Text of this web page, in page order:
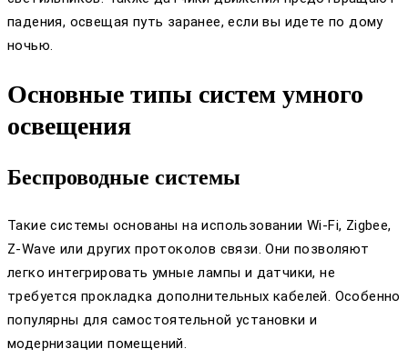
падения, освещая путь заранее, если вы идете по дому
ночью.
Основные типы систем умного
освещения
Беспроводные системы
Такие системы основаны на использовании Wi-Fi, Zigbee,
Z-Wave или других протоколов связи. Они позволяют
легко интегрировать умные лампы и датчики, не
требуется прокладка дополнительных кабелей. Особенно
популярны для самостоятельной установки и
модернизации помещений.